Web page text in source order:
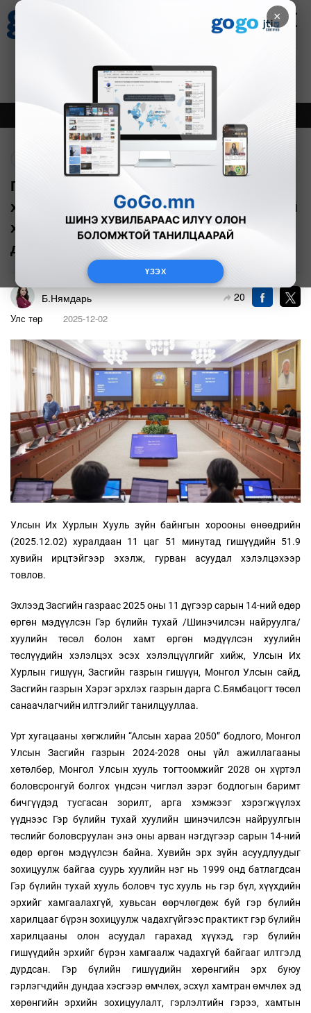
×
ҮЗЭХ
Зурхай
8.08
Онцлох Шинэ
Гэр бүлийн тухай болон Гэр бүлийн
хэрэг шүүхэд хянан шийдвэрлэх тухай
хуулийн төслүүдийг хэлэлцэхийг
дэмжлээ
Б.Нямдарь 20
Улс төр 2025-12-02
Улсын Их Хурлын Хууль зүйн байнгын хорооны өнөөдрийн
(2025.12.02) хуралдаан 11 цаг 51 минутад гишүүдийн 51.9
хувийн ирцтэйгээр эхэлж, гурван асуудал хэлэлцэхээр
товлов.
Эхлээд Засгийн газраас 2025 оны 11 дүгээр сарын 14-ний өдөр
өргөн мэдүүлсэн Гэр бүлийн тухай /Шинэчилсэн найруулга/
хуулийн төсөл болон хамт өргөн мэдүүлсэн хуулийн
төслүүдийн хэлэлцэх эсэх хэлэлцүүлгийг хийж, Улсын Их
Хурлын гишүүн, Засгийн газрын гишүүн, Монгол Улсын сайд,
Засгийн газрын Хэрэг эрхлэх газрын дарга С.Бямбацогт төсөл
санаачлагчийн илтгэлийг танилцууллаа.
Урт хугацааны хөгжлийн “Алсын хараа 2050” бодлого, Монгол
Улсын Засгийн газрын 2024-2028 оны үйл ажиллагааны
хөтөлбөр, Монгол Улсын хууль тогтоомжийг 2028 он хүртэл
боловсронгуй болгох үндсэн чиглэл зэрэг бодлогын баримт
бичгүүдэд тусгасан зорилт, арга хэмжээг хэрэгжүүлэх
үүднээс Гэр бүлийн тухай хуулийн шинэчилсэн найруулгын
төслийг боловсруулан энэ оны арван нэгдүгээр сарын 14-ний
өдөр өргөн мэдүүлсэн байна. Хувийн эрх зүйн асуудлуудыг
зохицуулж байгаа суурь хуулийн нэг нь 1999 онд батлагдсан
Гэр бүлийн тухай хууль боловч тус хууль нь гэр бүл, хүүхдийн
эрхийг хамгаалахгүй, хувьсан өөрчлөгдөж буй гэр бүлийн
харилцааг бүрэн зохицуулж чадахгүйгээс практикт гэр бүлийн
харилцааны олон асуудал гарахад хүүхэд, гэр бүлийн
гишүүдийн эрхийг бүрэн хамгаалж чадахгүй байгааг илтгэлд
дурдсан. Гэр бүлийн гишүүдийн хөрөнгийн эрх буюу
гэрлэгчдийн дундаа хэсгээр өмчлөх, эсхүл хамтран өмчлөх эд
хөрөнгийн эрхийн зохицуулалт, гэрлэлтийн гэрээ, хамтын